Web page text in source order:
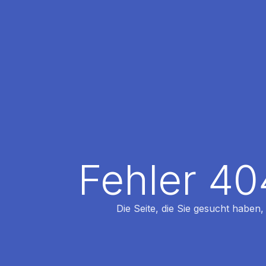
Fehler
Die Seite, die Sie gesucht